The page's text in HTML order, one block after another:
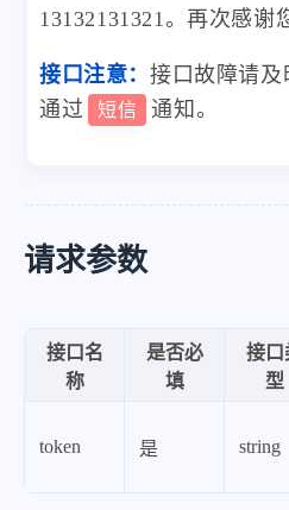
13132131321。再次感谢
接口注意： 接口故障请及
通过
短信 通知。
请求参数
接口名
称
是否必
填
接口
型
token 是 string